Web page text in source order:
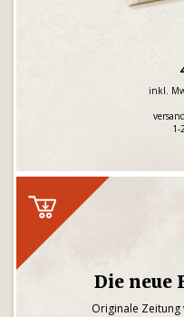
inkl.
1-
Die neue
Originale Zeitung